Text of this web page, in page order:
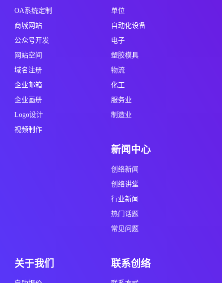
OA系统定制
商城网站
公众号开发
网站空间
域名注册
企业邮箱
企业画册
Logo设计
视频制作
单位
自动化设备
电子
塑胶模具
物流
化工
服务业
制造业
新闻中心
创络新闻
创络讲堂
行业新闻
热门话题
常见问题
关于我们 联系创络